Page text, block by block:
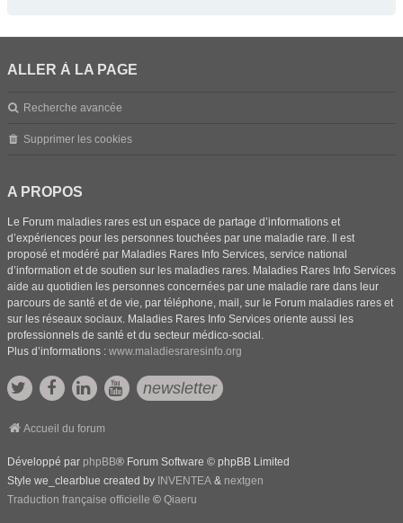
ALLER À LA PAGE
Recherche avancée
Supprimer les cookies
A PROPOS
Le Forum maladies rares est un espace de partage d’informations et
d’expériences pour les personnes touchées par une maladie rare. Il est
proposé et modéré par Maladies Rares Info Services, service national
d’information et de soutien sur les maladies rares. Maladies Rares Info Services
aide au quotidien les personnes concernées par une maladie rare dans leur
parcours de santé et de vie, par téléphone, mail, sur le Forum maladies rares et
sur les réseaux sociaux. Maladies Rares Info Services oriente aussi les
professionnels de santé et du secteur médico-social.
Plus d’informations : www.maladiesraresinfo.org
newsletter
Accueil du forum
Développé par phpBB® Forum Software © phpBB Limited
Style we_clearblue created by INVENTEA & nextgen
Traduction française officielle © Qiaeru